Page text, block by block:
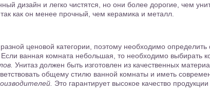
дизайн и легко чистятся, но они более дорогие, чем
как он менее прочный, чем керамика и металл.
ценовой категории, поэтому необходимо определить
Если ванная комната небольшая, то необходимо выбирать
Унитаз должен быть изготовлен из качественных
общему стилю ванной комнаты и иметь
Это гарантирует высокое качество